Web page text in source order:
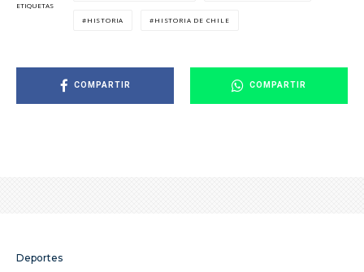
ETIQUETAS
HISTORIA HISTORIA DE CHILE
COMPARTIR COMPARTIR
Deportes